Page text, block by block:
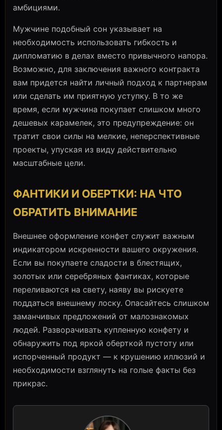
амбициями.
Мужчине подобный сон указывает на
необходимость использовать гибкость и
дипломатию в делах вместо привычного напора.
Возможно, для заключения важного контракта
вам придется найти личный подход к партнерам
или сделать им приятную уступку. В то же
время, если мужчина покупает слишком много
дешевых карамелек, это предупреждение: он
тратит свои силы на мелкие, неперспективные
проекты, упуская из виду действительно
масштабные цели.
ФАНТИКИ И ОБЕРТКИ: НА ЧТО
ОБРАТИТЬ ВНИМАНИЕ
Внешнее оформление конфет служит важным
индикатором искренности вашего окружения.
Если вы покупаете сладости в блестящих,
золотых или серебряных фантиках, которые
переливаются на свету, наяву вы рискуете
поддаться внешнему лоску. Опасайтесь слишком
заманчивых предложений от малознакомых
людей. Разворачивать купленную конфету и
обнаружить под яркой оберткой пустоту или
испорченный продукт — к крушению иллюзий и
необходимости взглянуть на голые факты без
прикрас.